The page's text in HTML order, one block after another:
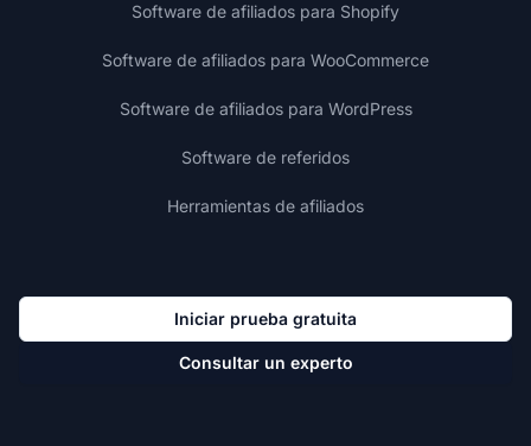
Software de afiliados para Shopify
Software de afiliados para WooCommerce
Software de afiliados para WordPress
Software de referidos
Herramientas de afiliados
Iniciar prueba gratuita
Consultar un experto